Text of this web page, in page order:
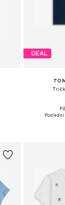
DEAL